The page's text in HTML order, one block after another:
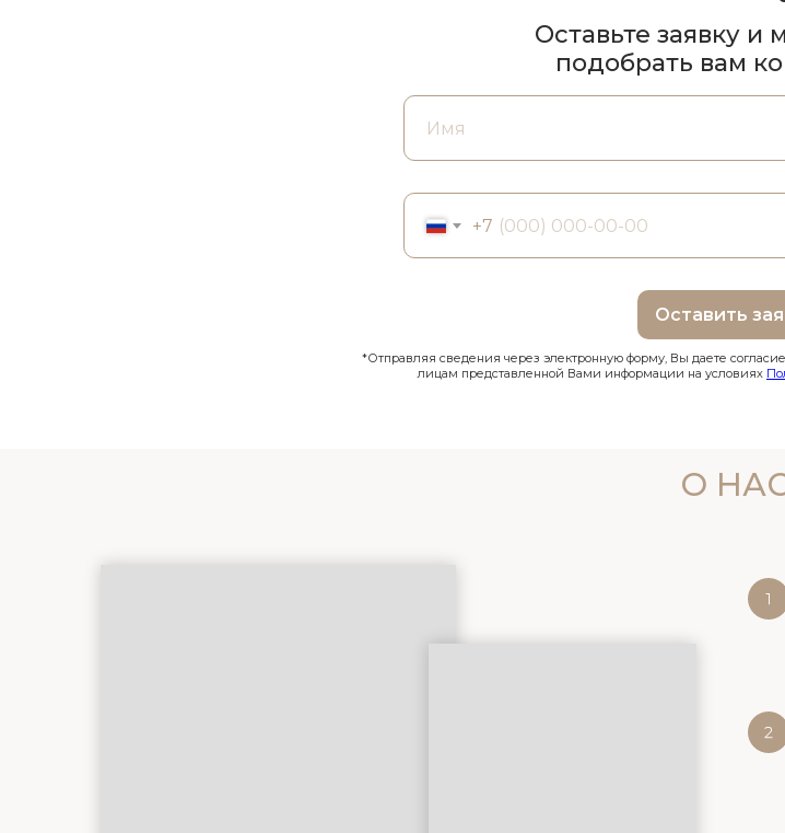
+7
Оставить
Оставьте заявку
подобрать вам
*Отправляя сведения через электронную форму, Вы даете
лицам представленной Вами информации на условиях
О